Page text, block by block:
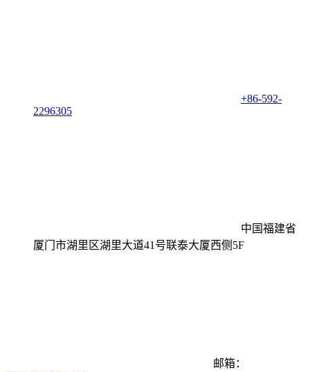
+86-592-
2296305
中国福建省
厦门市湖里区湖里大道41号联泰大厦西侧5F
邮箱：